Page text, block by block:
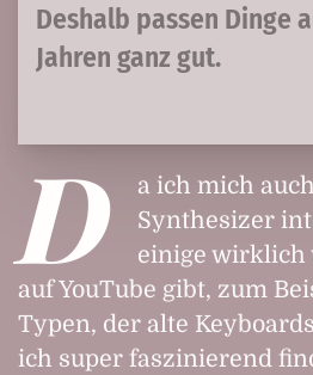
Deshalb passen Dinge
Jahren ganz gut.
D
a ich mich
Synthesizer
einige wirklich
auf YouTube gibt, zum
Typen, der alte
ich super faszinierend